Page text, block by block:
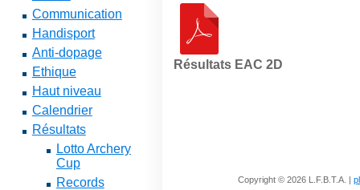
Communication
Handisport
Anti-dopage
Ethique
Haut niveau
Calendrier
Résultats
Lotto Archery
Cup
Records
Résultats EAC 2D
Copyright © 2026 L.F.B.T.A. |